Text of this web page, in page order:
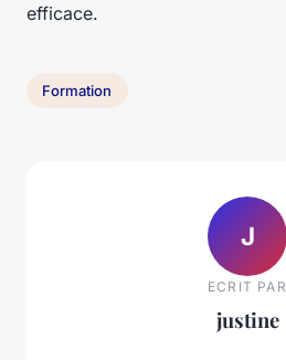
efficace.
Formation
J
ECRIT PAR
justine